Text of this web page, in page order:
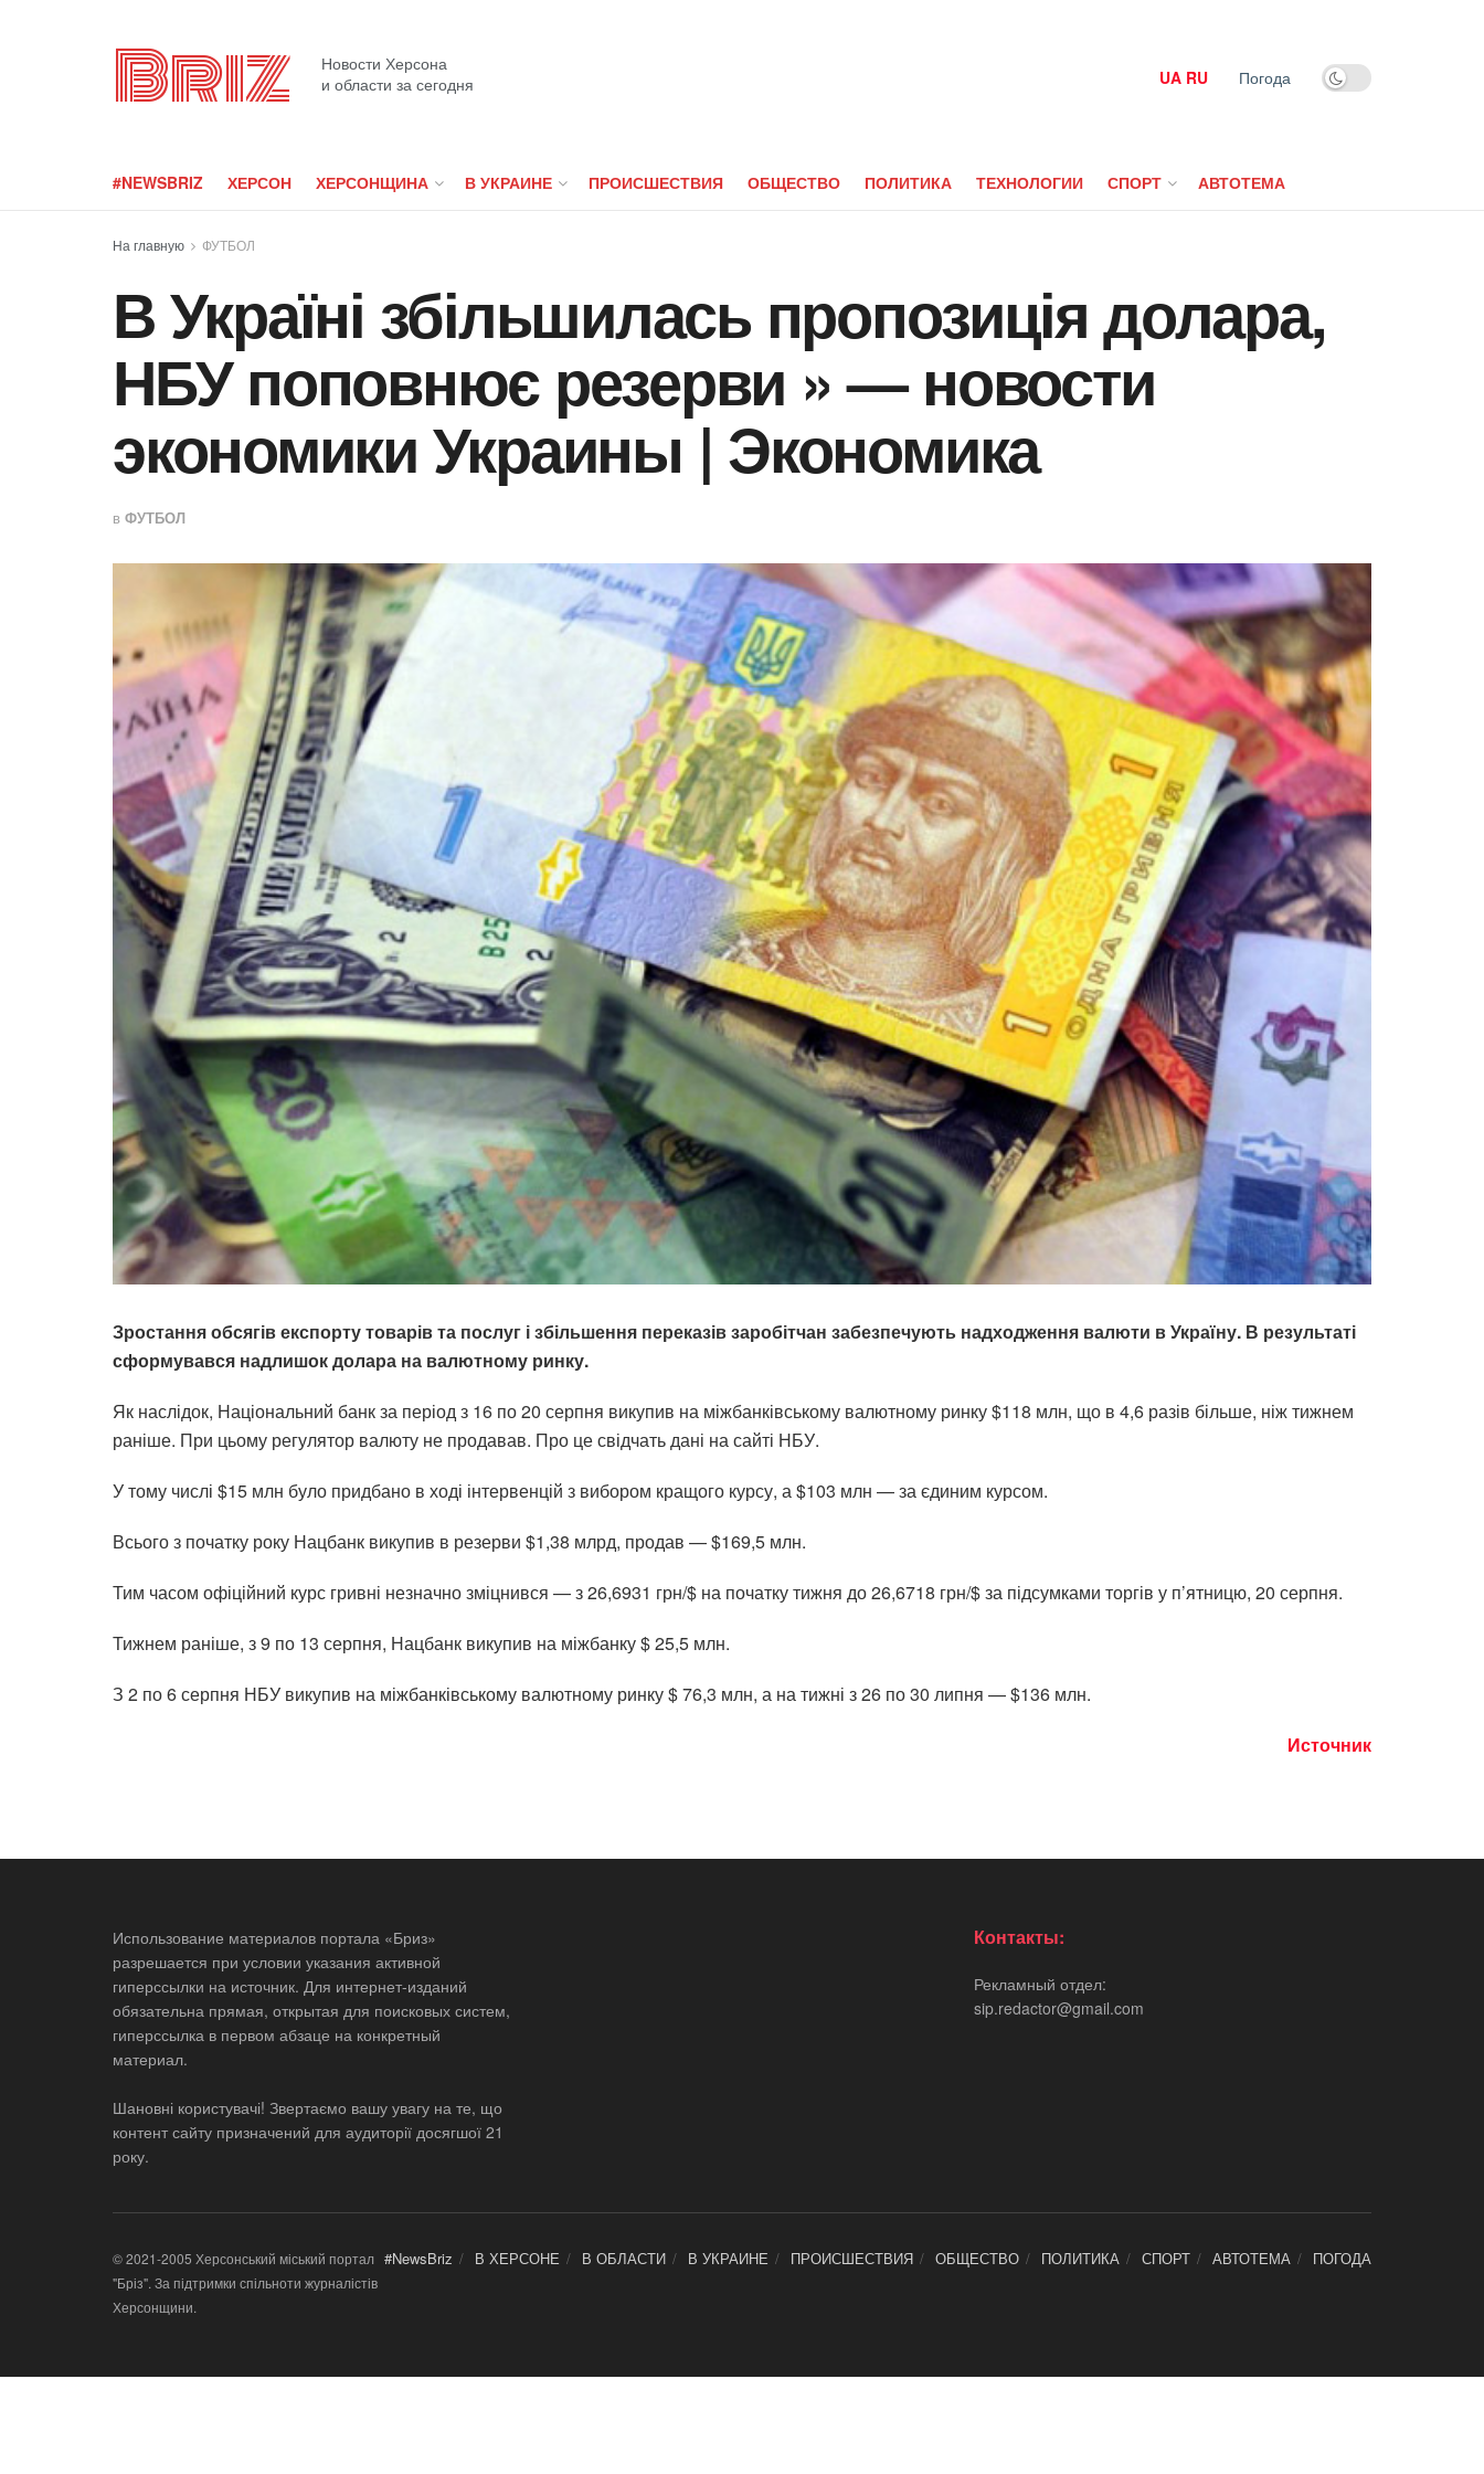
Briz
Новости Херсона
и области за сегодня
UA RU Погода
#NEWSBRIZ ХЕРСОН ХЕРСОНЩИНА В УКРАИНЕ ПРОИСШЕСТВИЯ ОБЩЕСТВО ПОЛИТИКА ТЕХНОЛОГИИ СПОРТ АВТОТЕМА
На главную ФУТБОЛ
В Україні збільшилась пропозиція долара,
НБУ поповнює резерви » — новости
экономики Украины | Экономика
в ФУТБОЛ
Зростання обсягів експорту товарів та послуг і збільшення переказів заробітчан забезпечують надходження валюти в Україну. В результаті
сформувався надлишок долара на валютному ринку.
Як наслідок, Національний банк за період з 16 по 20 серпня викупив на міжбанківському валютному ринку $118 млн, що в 4,6 разів більше, ніж тижнем
раніше. При цьому регулятор валюту не продавав. Про це свідчать дані на сайті НБУ.
У тому числі $15 млн було придбано в ході інтервенцій з вибором кращого курсу, а $103 млн — за єдиним курсом.
Всього з початку року Нацбанк викупив в резерви $1,38 млрд, продав — $169,5 млн.
Тим часом офіційний курс гривні незначно зміцнився — з 26,6931 грн/$ на початку тижня до 26,6718 грн/$ за підсумками торгів у п’ятницю, 20 серпня.
Тижнем раніше, з 9 по 13 серпня, Нацбанк викупив на міжбанку $ 25,5 млн.
З 2 по 6 серпня НБУ викупив на міжбанківському валютному ринку $ 76,3 млн, а на тижні з 26 по 30 липня — $136 млн.
Источник
Использование материалов портала «Бриз»
разрешается при условии указания активной
гиперссылки на источник. Для интернет-изданий
обязательна прямая, открытая для поисковых систем,
гиперссылка в первом абзаце на конкретный
материал.
Шановні користувачі! Звертаємо вашу увагу на те, що
контент сайту призначений для аудиторії досягшої 21
року.
Контакты:
Рекламный отдел:
sip.redactor@gmail.com
#NewsBriz В ХЕРСОНЕ В ОБЛАСТИ В УКРАИНЕ ПРОИСШЕСТВИЯ ОБЩЕСТВО ПОЛИТИКА СПОРТ АВТОТЕМА ПОГОДА
© 2021-2005 Херсонський міський портал
"Бріз". За підтримки спільноти журналістів
Херсонщини.